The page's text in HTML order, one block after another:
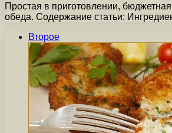
Простая в приготовлении,
обеда. Содержание статьи:
Второе